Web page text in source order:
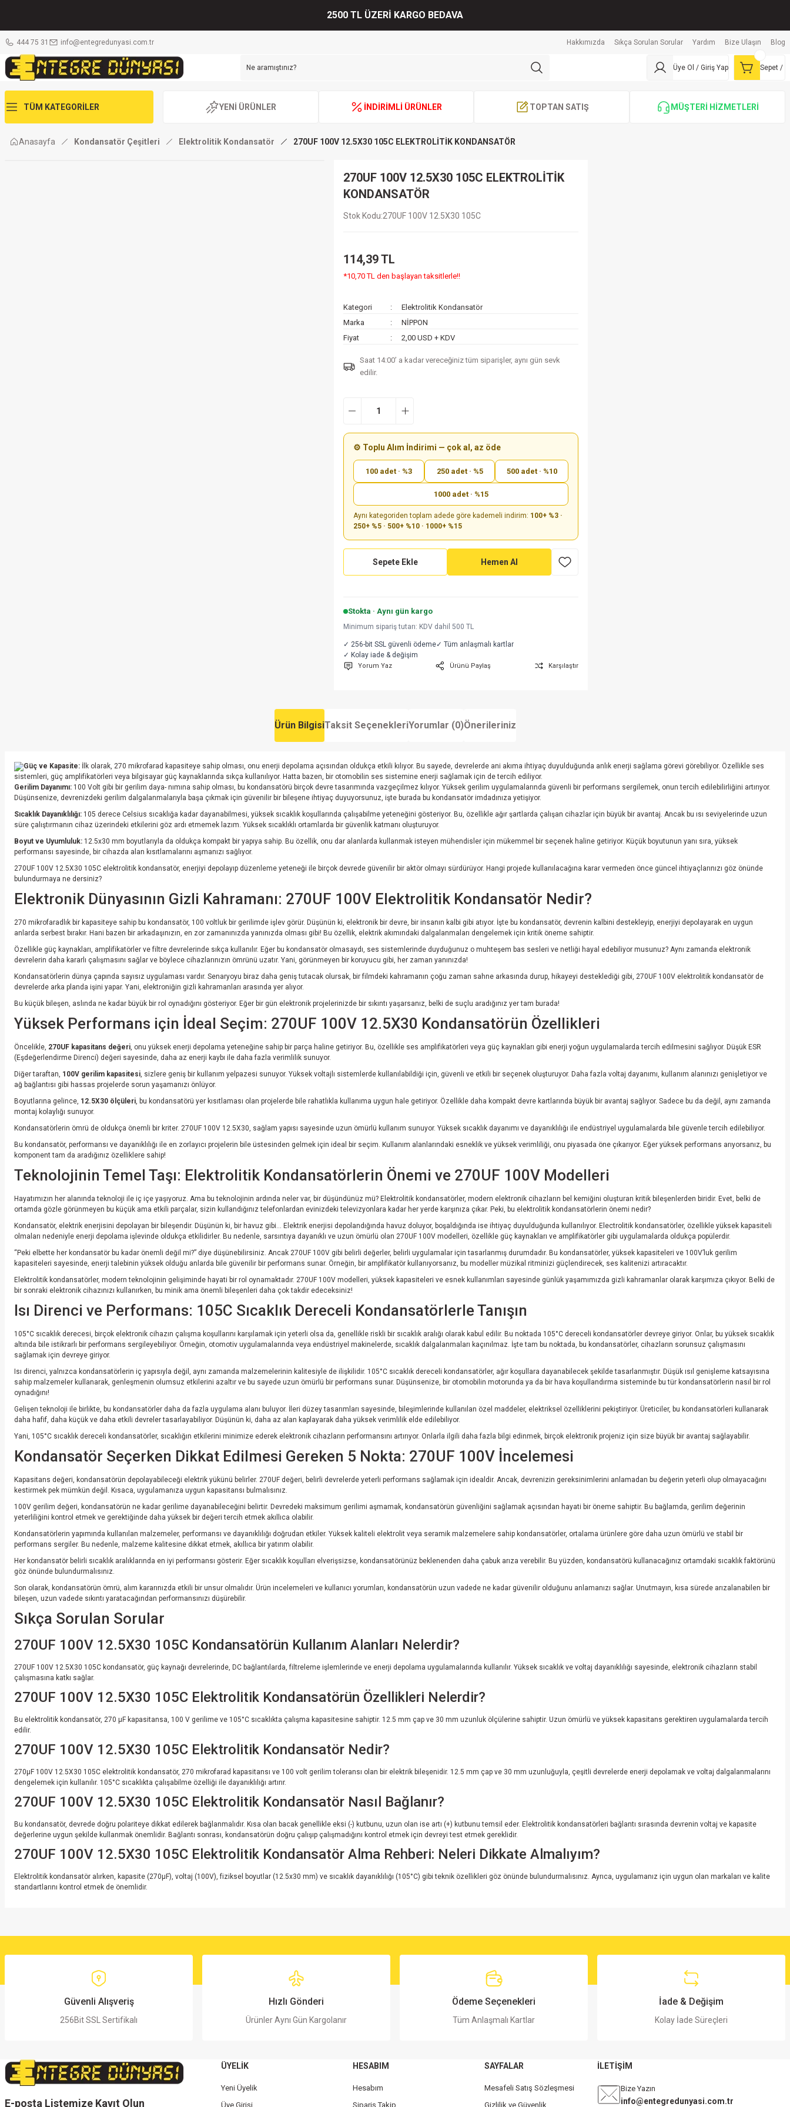
2500 TL ÜZERİ KARGO BEDAVA
444 75 31 info@entegredunyasi.com.tr Hakkımızda Sıkça Sorulan Sorular Yardım Bize Ulaşın Blog
Üye Ol / Giriş Yap Sepet /
TÜM KATEGORİLER YENİ ÜRÜNLER İNDİRİMLİ ÜRÜNLER TOPTAN SATIŞ MÜŞTERİ HİZMETLERİ
Anasayfa Kondansatör Çeşitleri Elektrolitik Kondansatör 270UF 100V 12.5X30 105C ELEKTROLİTİK KONDANSATÖR
270UF 100V 12.5X30 105C ELEKTROLİTİK
KONDANSATÖR
Stok Kodu 270UF 100V 12.5X30 105C
114,39 TL
*10,70 TL den başlayan taksitlerle!!
Kategori
Elektrolitik Kondansatör
Marka
NİPPON
Fiyat
2,00 USD + KDV
Saat 14:00’ a kadar vereceğiniz tüm siparişler, aynı gün sevk
edilir.
⚙️ Toplu Alım İndirimi — çok al, az öde
100 adet · %3 250 adet · %5 500 adet · %10
1000 adet · %15
Aynı kategoriden toplam adede göre kademeli indirim: 100+ %3 ·
250+ %5 · 500+ %10 · 1000+ %15
Sepete Ekle Hemen Al
Stokta · Aynı gün kargo
Minimum sipariş tutarı: KDV dahil 500 TL
✓ 256-bit SSL güvenli ödeme✓ Tüm anlaşmalı kartlar
✓ Kolay iade & değişim
Yorum Yaz Ürünü Paylaş Karşılaştır
Ürün BilgisiTaksit SeçenekleriYorumlar (0)Önerileriniz
Güç ve Kapasite: İlk olarak, 270 mikrofarad kapasiteye sahip olması, onu enerji depolama açısından oldukça etkili kılıyor. Bu sayede, devrelerde ani akıma ihtiyaç duyulduğunda anlık enerji sağlama görevi görebiliyor. Özellikle ses
sistemleri, güç amplifikatörleri veya bilgisayar güç kaynaklarında sıkça kullanılıyor. Hatta bazen, bir otomobilin ses sistemine enerji sağlamak için de tercih ediliyor.
Gerilim Dayanımı: 100 Volt gibi bir gerilim daya- nımına sahip olması, bu kondansatörü birçok devre tasarımında vazgeçilmez kılıyor. Yüksek gerilim uygulamalarında güvenli bir performans sergilemek, onun tercih edilebilirliğini artırıyor.
Düşünsenize, devrenizdeki gerilim dalgalanmalarıyla başa çıkmak için güvenilir bir bileşene ihtiyaç duyuyorsunuz, işte burada bu kondansatör imdadınıza yetişiyor.
Sıcaklık Dayanıklılığı: 105 derece Celsius sıcaklığa kadar dayanabilmesi, yüksek sıcaklık koşullarında çalışabilme yeteneğini gösteriyor. Bu, özellikle ağır şartlarda çalışan cihazlar için büyük bir avantaj. Ancak bu ısı seviyelerinde uzun
süre çalıştırmanın cihaz üzerindeki etkilerini göz ardı etmemek lazım. Yüksek sıcaklıklı ortamlarda bir güvenlik katmanı oluşturuyor.
Boyut ve Uyumluluk: 12.5x30 mm boyutlarıyla da oldukça kompakt bir yapıya sahip. Bu özellik, onu dar alanlarda kullanmak isteyen mühendisler için mükemmel bir seçenek haline getiriyor. Küçük boyutunun yanı sıra, yüksek
performansı sayesinde, bir cihazda alan kısıtlamalarını aşmanızı sağlıyor.
270UF 100V 12.5X30 105C elektrolitik kondansatör, enerjiyi depolayıp düzenleme yeteneği ile birçok devrede güvenilir bir aktör olmayı sürdürüyor. Hangi projede kullanılacağına karar vermeden önce güncel ihtiyaçlarınızı göz önünde
bulundurmaya ne dersiniz?
Elektronik Dünyasının Gizli Kahramanı: 270UF 100V Elektrolitik Kondansatör Nedir?
270 mikrofaradlık bir kapasiteye sahip bu kondansatör, 100 voltluk bir gerilimde işlev görür. Düşünün ki, elektronik bir devre, bir insanın kalbi gibi atıyor. İşte bu kondansatör, devrenin kalbini destekleyip, enerjiyi depolayarak en uygun
anlarda serbest bırakır. Hani bazen bir arkadaşınızın, en zor zamanınızda yanınızda olması gibi! Bu özellik, elektrik akımındaki dalgalanmaları dengelemek için kritik öneme sahiptir.
Özellikle güç kaynakları, amplifikatörler ve filtre devrelerinde sıkça kullanılır. Eğer bu kondansatör olmasaydı, ses sistemlerinde duyduğunuz o muhteşem bas sesleri ve netliği hayal edebiliyor musunuz? Aynı zamanda elektronik
devrelerin daha kararlı çalışmasını sağlar ve böylece cihazlarınızın ömrünü uzatır. Yani, görünmeyen bir koruyucu gibi, her zaman yanınızda!
Kondansatörlerin dünya çapında sayısız uygulaması vardır. Senaryoyu biraz daha geniş tutacak olursak, bir filmdeki kahramanın çoğu zaman sahne arkasında durup, hikayeyi desteklediği gibi, 270UF 100V elektrolitik kondansatör de
devrelerde arka planda işini yapar. Yani, elektroniğin gizli kahramanları arasında yer alıyor.
Bu küçük bileşen, aslında ne kadar büyük bir rol oynadığını gösteriyor. Eğer bir gün elektronik projelerinizde bir sıkıntı yaşarsanız, belki de suçlu aradığınız yer tam burada!
Yüksek Performans için İdeal Seçim: 270UF 100V 12.5X30 Kondansatörün Özellikleri
Öncelikle, 270UF kapasitans değeri, onu yüksek enerji depolama yeteneğine sahip bir parça haline getiriyor. Bu, özellikle ses amplifikatörleri veya güç kaynakları gibi enerji yoğun uygulamalarda tercih edilmesini sağlıyor. Düşük ESR
(Eşdeğerlendirme Direnci) değeri sayesinde, daha az enerji kaybı ile daha fazla verimlilik sunuyor.
Diğer taraftan, 100V gerilim kapasitesi, sizlere geniş bir kullanım yelpazesi sunuyor. Yüksek voltajlı sistemlerde kullanılabildiği için, güvenli ve etkili bir seçenek oluşturuyor. Daha fazla voltaj dayanımı, kullanım alanınızı genişletiyor ve
ağ bağlantısı gibi hassas projelerde sorun yaşamanızı önlüyor.
Boyutlarına gelince, 12.5X30 ölçüleri, bu kondansatörü yer kısıtlaması olan projelerde bile rahatlıkla kullanıma uygun hale getiriyor. Özellikle daha kompakt devre kartlarında büyük bir avantaj sağlıyor. Sadece bu da değil, aynı zamanda
montaj kolaylığı sunuyor.
Kondansatörlerin ömrü de oldukça önemli bir kriter. 270UF 100V 12.5X30, sağlam yapısı sayesinde uzun ömürlü kullanım sunuyor. Yüksek sıcaklık dayanımı ve dayanıklılığı ile endüstriyel uygulamalarda bile güvenle tercih edilebiliyor.
Bu kondansatör, performansı ve dayanıklılığı ile en zorlayıcı projelerin bile üstesinden gelmek için ideal bir seçim. Kullanım alanlarındaki esneklik ve yüksek verimliliği, onu piyasada öne çıkarıyor. Eğer yüksek performans arıyorsanız, bu
komponent tam da aradığınız özelliklere sahip!
Teknolojinin Temel Taşı: Elektrolitik Kondansatörlerin Önemi ve 270UF 100V Modelleri
Hayatımızın her alanında teknoloji ile iç içe yaşıyoruz. Ama bu teknolojinin ardında neler var, bir düşündünüz mü? Elektrolitik kondansatörler, modern elektronik cihazların bel kemiğini oluşturan kritik bileşenlerden biridir. Evet, belki de
ortamda gözle görünmeyen bu küçük ama etkili parçalar, sizin kullandığınız telefonlardan evinizdeki televizyonlara kadar her yerde karşınıza çıkar. Peki, bu elektrolitik kondansatörlerin önemi nedir?
Kondansatör, elektrik enerjisini depolayan bir bileşendir. Düşünün ki, bir havuz gibi… Elektrik enerjisi depolandığında havuz doluyor, boşaldığında ise ihtiyaç duyulduğunda kullanılıyor. Electrolitik kondansatörler, özellikle yüksek kapasiteli
olmaları nedeniyle enerji depolama işlevinde oldukça etkilidirler. Bu nedenle, sarsıntıya dayanıklı ve uzun ömürlü olan 270UF 100V modelleri, özellikle güç kaynakları ve amplifikatörler gibi uygulamalarda oldukça popülerdir.
“Peki elbette her kondansatör bu kadar önemli değil mi?” diye düşünebilirsiniz. Ancak 270UF 100V gibi belirli değerler, belirli uygulamalar için tasarlanmış durumdadır. Bu kondansatörler, yüksek kapasiteleri ve 100V’luk gerilim
kapasiteleri sayesinde, enerji talebinin yüksek olduğu anlarda bile güvenilir bir performans sunar. Örneğin, bir amplifikatör kullanıyorsanız, bu modeller müzikal ritminizi güçlendirecek, ses kalitenizi artıracaktır.
Elektrolitik kondansatörler, modern teknolojinin gelişiminde hayati bir rol oynamaktadır. 270UF 100V modelleri, yüksek kapasiteleri ve esnek kullanımları sayesinde günlük yaşamımızda gizli kahramanlar olarak karşımıza çıkıyor. Belki de
bir sonraki elektronik cihazınızı kullanırken, bu minik ama önemli bileşenleri daha çok takdir edeceksiniz!
Isı Direnci ve Performans: 105C Sıcaklık Dereceli Kondansatörlerle Tanışın
105°C sıcaklık derecesi, birçok elektronik cihazın çalışma koşullarını karşılamak için yeterli olsa da, genellikle riskli bir sıcaklık aralığı olarak kabul edilir. Bu noktada 105°C dereceli kondansatörler devreye giriyor. Onlar, bu yüksek sıcaklık
altında bile istikrarlı bir performans sergileyebiliyor. Örneğin, otomotiv uygulamalarında veya endüstriyel makinelerde, sıcaklık dalgalanmaları kaçınılmaz. İşte tam bu noktada, bu kondansatörler, cihazların sorunsuz çalışmasını
sağlamak için devreye giriyor.
Isı direnci, yalnızca kondansatörlerin iç yapısıyla değil, aynı zamanda malzemelerinin kalitesiyle de ilişkilidir. 105°C sıcaklık dereceli kondansatörler, ağır koşullara dayanabilecek şekilde tasarlanmıştır. Düşük ısıl genişleme katsayısına
sahip malzemeler kullanarak, genleşmenin olumsuz etkilerini azaltır ve bu sayede uzun ömürlü bir performans sunar. Düşünsenize, bir otomobilin motorunda ya da bir hava koşullandırma sisteminde bu tür kondansatörlerin nasıl bir rol
oynadığını!
Gelişen teknoloji ile birlikte, bu kondansatörler daha da fazla uygulama alanı buluyor. İleri düzey tasarımları sayesinde, bileşimlerinde kullanılan özel maddeler, elektriksel özelliklerini pekiştiriyor. Üreticiler, bu kondansatörleri kullanarak
daha hafif, daha küçük ve daha etkili devreler tasarlayabiliyor. Düşünün ki, daha az alan kaplayarak daha yüksek verimlilik elde edilebiliyor.
Yani, 105°C sıcaklık dereceli kondansatörler, sıcaklığın etkilerini minimize ederek elektronik cihazların performansını artırıyor. Onlarla ilgili daha fazla bilgi edinmek, birçok elektronik projeniz için size büyük bir avantaj sağlayabilir.
Kondansatör Seçerken Dikkat Edilmesi Gereken 5 Nokta: 270UF 100V İncelemesi
Kapasitans değeri, kondansatörün depolayabileceği elektrik yükünü belirler. 270UF değeri, belirli devrelerde yeterli performans sağlamak için idealdir. Ancak, devrenizin gereksinimlerini anlamadan bu değerin yeterli olup olmayacağını
kestirmek pek mümkün değil. Kısaca, uygulamanıza uygun kapasitansı bulmalısınız.
100V gerilim değeri, kondansatörün ne kadar gerilime dayanabileceğini belirtir. Devredeki maksimum gerilimi aşmamak, kondansatörün güvenliğini sağlamak açısından hayati bir öneme sahiptir. Bu bağlamda, gerilim değerinin
yeterliliğini kontrol etmek ve gerektiğinde daha yüksek bir değeri tercih etmek akıllıca olabilir.
Kondansatörlerin yapımında kullanılan malzemeler, performansı ve dayanıklılığı doğrudan etkiler. Yüksek kaliteli elektrolit veya seramik malzemelere sahip kondansatörler, ortalama ürünlere göre daha uzun ömürlü ve stabil bir
performans sergiler. Bu nedenle, malzeme kalitesine dikkat etmek, akıllıca bir yatırım olabilir.
Her kondansatör belirli sıcaklık aralıklarında en iyi performansı gösterir. Eğer sıcaklık koşulları elverişsizse, kondansatörünüz beklenenden daha çabuk arıza verebilir. Bu yüzden, kondansatörü kullanacağınız ortamdaki sıcaklık faktörünü
göz önünde bulundurmalısınız.
Son olarak, kondansatörün ömrü, alım kararınızda etkili bir unsur olmalıdır. Ürün incelemeleri ve kullanıcı yorumları, kondansatörün uzun vadede ne kadar güvenilir olduğunu anlamanızı sağlar. Unutmayın, kısa sürede arızalanabilen bir
bileşen, uzun vadede sıkıntı yaratacağından performansınızı düşürebilir.
Sıkça Sorulan Sorular
270UF 100V 12.5X30 105C Kondansatörün Kullanım Alanları Nelerdir?
270UF 100V 12.5X30 105C kondansatör, güç kaynağı devrelerinde, DC bağlantılarda, filtreleme işlemlerinde ve enerji depolama uygulamalarında kullanılır. Yüksek sıcaklık ve voltaj dayanıklılığı sayesinde, elektronik cihazların stabil
çalışmasına katkı sağlar.
270UF 100V 12.5X30 105C Elektrolitik Kondansatörün Özellikleri Nelerdir?
Bu elektrolitik kondansatör, 270 µF kapasitansa, 100 V gerilime ve 105°C sıcaklıkta çalışma kapasitesine sahiptir. 12.5 mm çap ve 30 mm uzunluk ölçülerine sahiptir. Uzun ömürlü ve yüksek kapasitans gerektiren uygulamalarda tercih
edilir.
270UF 100V 12.5X30 105C Elektrolitik Kondansatör Nedir?
270µF 100V 12.5X30 105C elektrolitik kondansatör, 270 mikrofarad kapasitansı ve 100 volt gerilim toleransı olan bir elektrik bileşenidir. 12.5 mm çap ve 30 mm uzunluğuyla, çeşitli devrelerde enerji depolamak ve voltaj dalgalanmalarını
dengelemek için kullanılır. 105°C sıcaklıkta çalışabilme özelliği ile dayanıklılığı artırır.
270UF 100V 12.5X30 105C Elektrolitik Kondansatör Nasıl Bağlanır?
Bu kondansatör, devrede doğru polariteye dikkat edilerek bağlanmalıdır. Kısa olan bacak genellikle eksi (-) kutbunu, uzun olan ise artı (+) kutbunu temsil eder. Elektrolitik kondansatörleri bağlantı sırasında devrenin voltaj ve kapasite
değerlerine uygun şekilde kullanmak önemlidir. Bağlantı sonrası, kondansatörün doğru çalışıp çalışmadığını kontrol etmek için devreyi test etmek gereklidir.
270UF 100V 12.5X30 105C Elektrolitik Kondansatör Alma Rehberi: Neleri Dikkate Almalıyım?
Elektrolitik kondansatör alırken, kapasite (270μF), voltaj (100V), fiziksel boyutlar (12.5x30 mm) ve sıcaklık dayanıklılığı (105°C) gibi teknik özellikleri göz önünde bulundurmalısınız. Ayrıca, uygulamanız için uygun olan markaları ve kalite
standartlarını kontrol etmek de önemlidir.
Görüş ve önerileriniz için teşekkür ederiz.
Ürün açıklamasında eksik bilgiler bulunuyor.
Ürün bilgilerinde hatalar bulunuyor.
Güvenli Alışveriş
256Bit SSL Sertifikalı
Hızlı Gönderi
Ürünler Aynı Gün Kargolanır
Ödeme Seçenekleri
Tüm Anlaşmalı Kartlar
İade & Değişim
Kolay İade Süreçleri
E-posta Listemize Kayıt Olun
ÜYELİK
Yeni Üyelik
Üye Girişi
HESABIM
Hesabım
Sipariş Takip
SAYFALAR
Mesafeli Satış Sözleşmesi
Gizlilik ve Güvenlik
İLETİŞİM
Bize Yazın
info@entegredunyasi.com.tr